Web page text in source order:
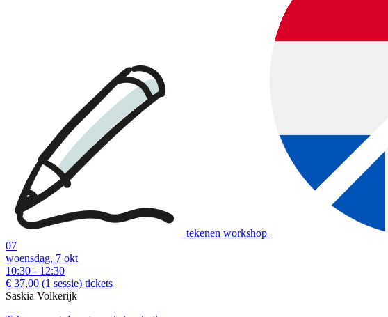
tekenen workshop
07
woensdag, 7 okt
10:30 - 12:30
€ 37,00 (1 sessie) tickets
Saskia Volkerijk